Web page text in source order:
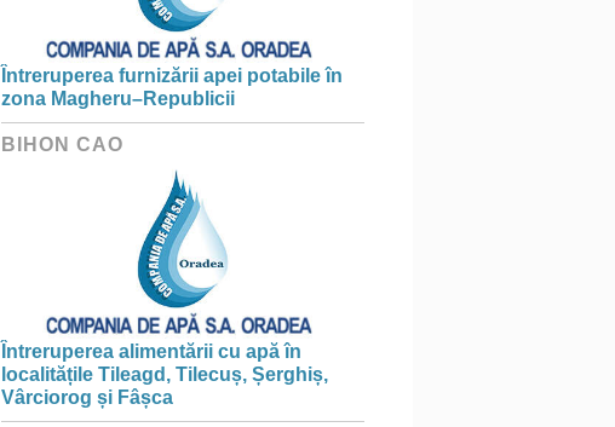
Întreruperea furnizării apei potabile în
zona Magheru–Republicii
BIHON CAO
Întreruperea alimentării cu apă în
localitățile Tileagd, Tilecuș, Șerghiș,
Vârciorog și Fâșca